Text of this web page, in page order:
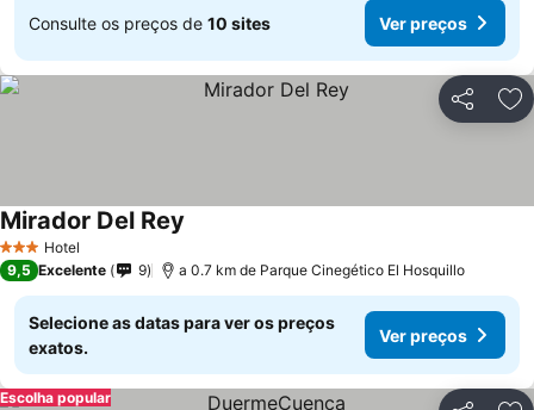
Consulte os preços de 10 sites Ver preços
Partilhar
3 EstrelasHotel
Mirador Del Rey
9,5 Excelente 9 a 0.7 km de Parque Cinegético El Hosquillo
Selecione as datas para ver os preços
exatos.
Ver preços
Escolha popular